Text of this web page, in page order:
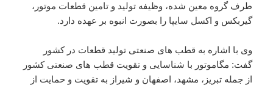
طرف گروه معین شده، وظیفه تولید و تامین قطعات موتور،
گیربکس و اکسل سایپا را بصورت انبوه بر عهده دارد.
وی با اشاره به قطب های صنعتی تولید قطعات در کشور
گفت: مگاموتور با شناسایی و تقویت قطب های صنعتی کشور
از جمله تبریز، مشهد، اصفهان و شیراز به تقویت و حمایت از